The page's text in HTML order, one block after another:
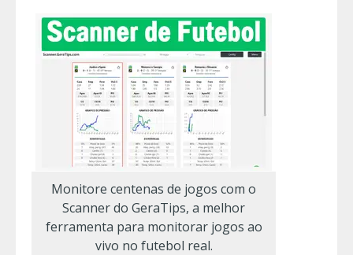
Monitore centenas de jogos com o
Scanner do GeraTips, a melhor
ferramenta para monitorar jogos ao
vivo no futebol real.